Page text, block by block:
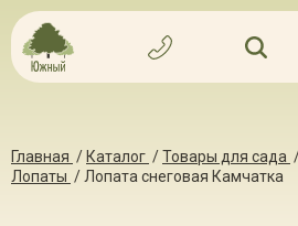
Главная / Каталог /Товары для сада
Лопаты / Лопата снеговая Камчатка